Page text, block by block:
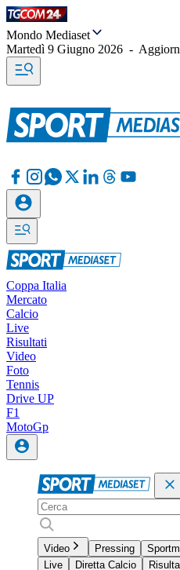
Mondo Mediaset
Martedì 9 Giugno 2026 -
Coppa Italia
Mercato
Calcio
Live
Risultati
Video
Foto
Tennis
Drive UP
F1
MotoGp
Video Pressing
Live
Diretta Calcio